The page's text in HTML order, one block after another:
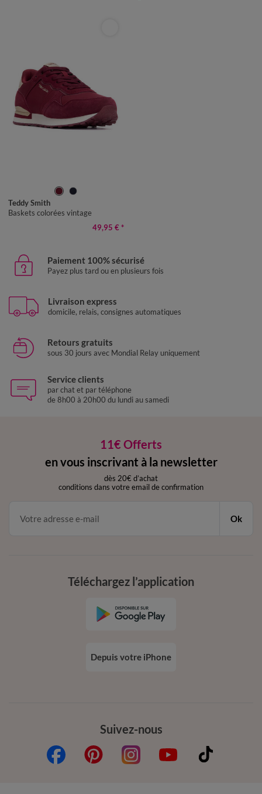
42 43
Teddy Smith
Baskets colorées vintage
49,95 € *
Paiement 100% sécurisé
Payez plus tard ou en plusieurs fois
Livraison express
domicile, relais, consignes automatiques
Retours gratuits
sous 30 jours avec Mondial Relay uniquement
Service clients
par chat et par téléphone
de 8h00 à 20h00 du lundi au samedi
11€ Offerts
en vous inscrivant à la newsletter
dès 20€ d’achat
conditions dans votre email de confirmation
Ok
Suivez-nous
Téléchargez l’application
Depuis votre iPhone